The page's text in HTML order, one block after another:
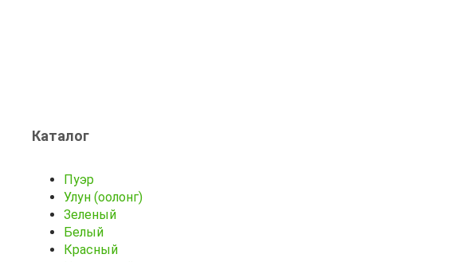
Каталог
Пуэр
Улун (оолонг)
Зеленый
Белый
Красный